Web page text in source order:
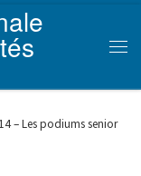
– Les podiums senior